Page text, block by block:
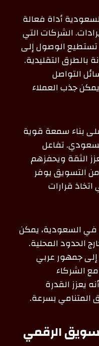
أداة فعالة
الشركات التي
تستطيع الوصول إلى
التقليدية.
التواصل
يمكن جذب العملاء
بناء سمعة قوية
تفاعل
الثقة ويحفزهم
من التسويق يوفر
اتخاذ قرارات
في السعودية، يمكن
الحدود المحلية.
إلى جمهور عربي
الشركاء
يعزز القدرة
المتنامي بسرعة.
الرقمي